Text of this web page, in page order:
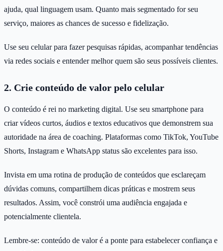
ajuda, qual linguagem usam. Quanto mais segmentado for seu
serviço, maiores as chances de sucesso e fidelização.
Use seu celular para fazer pesquisas rápidas, acompanhar tendências
via redes sociais e entender melhor quem são seus possíveis clientes.
2. Crie conteúdo de valor pelo celular
O conteúdo é rei no marketing digital. Use seu smartphone para
criar vídeos curtos, áudios e textos educativos que demonstrem sua
autoridade na área de coaching. Plataformas como TikTok, YouTube
Shorts, Instagram e WhatsApp status são excelentes para isso.
Invista em uma rotina de produção de conteúdos que esclareçam
dúvidas comuns, compartilhem dicas práticas e mostrem seus
resultados. Assim, você constrói uma audiência engajada e
potencialmente clientela.
Lembre-se: conteúdo de valor é a ponte para estabelecer confiança e